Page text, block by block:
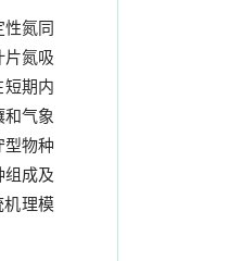
氮同
片氮吸
期内
气象
型物种
组成及
机理模